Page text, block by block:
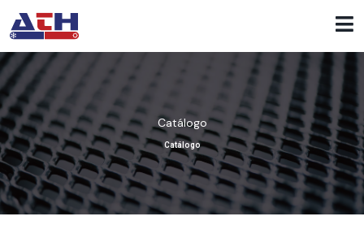
Catálogo
Catálogo